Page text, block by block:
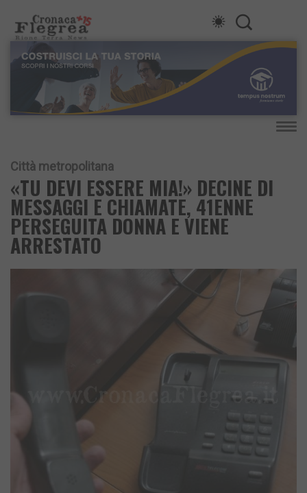
Città metropolitana
«TU DEVI ESSERE MIA!» DECINE DI
MESSAGGI E CHIAMATE, 41ENNE
PERSEGUITA DONNA E VIENE
ARRESTATO